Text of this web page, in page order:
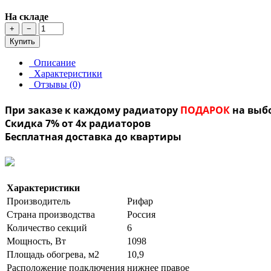
На складе
+
−
Купить
Описание
Характеристики
Отзывы (0)
При заказе к каждому радиатору ПОДАРОК на
Скидка 7% от 4х радиаторов
Бесплатная доставка до квартиры
Характеристики
Производитель
Рифар
Страна производства
Россия
Количество секций
6
Мощность, Вт
1098
Площадь обогрева, м2
10,9
Расположение подключения нижнее правое